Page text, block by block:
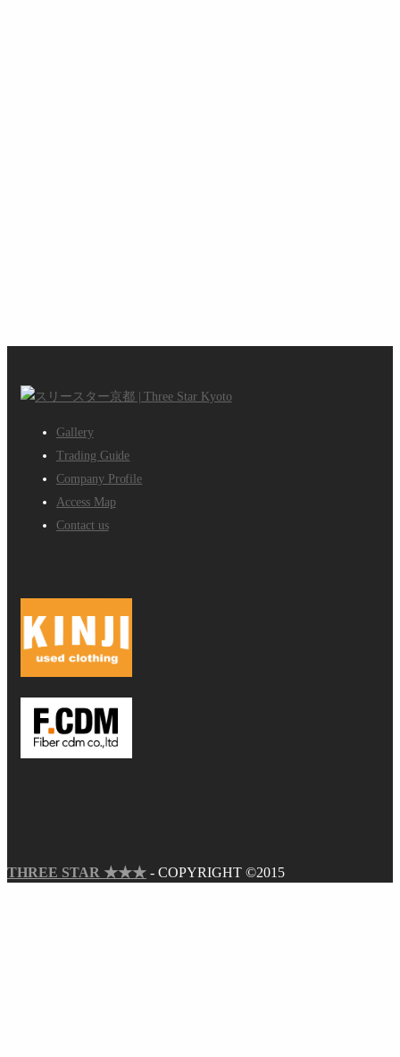
Gallery
Trading Guide
Company Profile
Access Map
Contact us
THREE STAR ★★★ - COPYRIGHT ©2015